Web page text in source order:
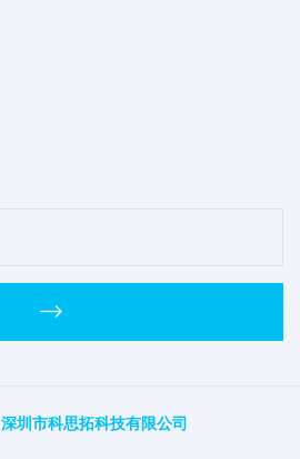
深圳市科思拓科技有限公司